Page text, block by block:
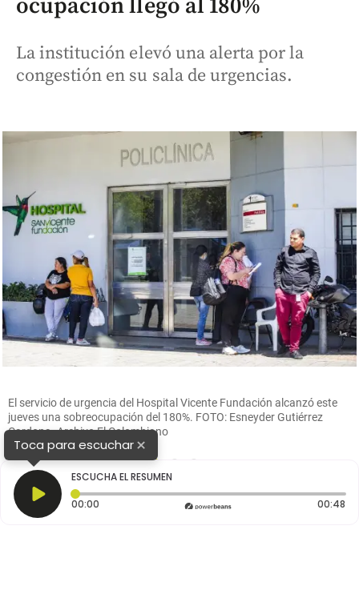
ocupación llegó al 180%
La institución elevó una alerta por la
congestión en su sala de urgencias.
El servicio de urgencia del Hospital Vicente Fundación alcanzó este
jueves una sobreocupación del 180%. FOTO: Esneyder Gutiérrez
Cardona. Archivo El Colombiano
Toca para escuchar×
ESCUCHA EL RESUMEN
00:00 Tiempo transcurrido: 0 segundos 00:48